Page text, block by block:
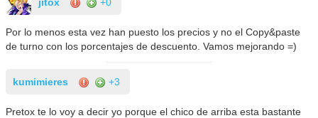
Por lo menos esta vez han puesto los precios y no el Copy&paste
de turno con los porcentajes de descuento. Vamos mejorando =)
kumimieres +3
Pretox te lo voy a decir yo porque el chico de arriba esta bastante